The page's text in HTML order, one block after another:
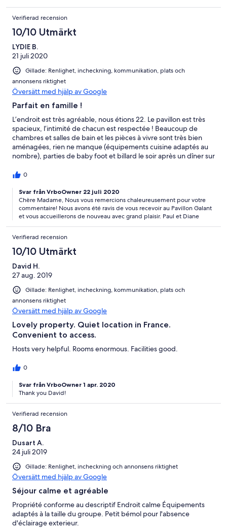
Verifierad recension
10/10 Utmärkt
LYDIE B.
21 juli 2020
Gillade: Renlighet, incheckning, kommunikation, plats och
annonsens riktighet
Översätt med hjälp av Google
Parfait en famille !
L’endroit est très agréable, nous étions 22. Le pavillon est très
spacieux, l’intimité de chacun est respectée ! Beaucoup de
chambres et salles de bain et les pièces à vivre sont très bien
aménagées, rien ne manque (équipements cuisine adaptés au
nombre), parties de baby foot et billard le soir après un dîner sur
jeux extérieurs. Et..... le calme, on y dort très bien. La famille
traiteurs, spécialités... et très investis dans leur belle propriété !
Je recommence et je reviendrai ;-)
0
Svar från VrboOwner 22 juli 2020
Chère Madame, Nous vous remercions chaleureusement pour votre
commentaire! Nous avons été ravis de vous recevoir au Pavillon Galant
et vous accueillerons de nouveau avec grand plaisir. Paul et Diane
Verifierad recension
10/10 Utmärkt
David H.
27 aug. 2019
Gillade: Renlighet, incheckning, kommunikation, plats och
annonsens riktighet
Översätt med hjälp av Google
Lovely property. Quiet location in France.
Convenient to access.
Hosts very helpful. Rooms enormous. Facilities good.
0
Svar från VrboOwner 1 apr. 2020
Thank you David!
Verifierad recension
8/10 Bra
Dusart A.
24 juli 2019
Gillade: Renlighet, incheckning och annonsens riktighet
Översätt med hjälp av Google
Séjour calme et agréable
Propriété conforme au descriptif Endroit calme Équipements
adaptés à la taille du groupe. Petit bémol pour l'absence
d'éclairage exterieur.